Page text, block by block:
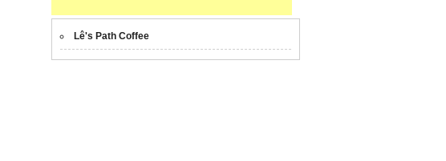
Lê's Path Coffee